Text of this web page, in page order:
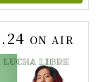
ON AIR